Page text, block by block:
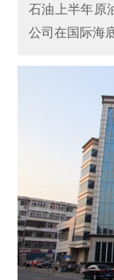
石油上半年原
公司在国际海